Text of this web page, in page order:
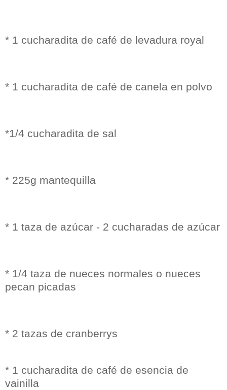
* 1 cucharadita de café de levadura royal
* 1 cucharadita de café de canela en polvo
*1/4 cucharadita de sal
* 225g mantequilla
* 1 taza de azúcar - 2 cucharadas de azúcar
* 1/4 taza de nueces normales o nueces
pecan picadas
* 2 tazas de cranberrys
* 1 cucharadita de café de esencia de
vainilla